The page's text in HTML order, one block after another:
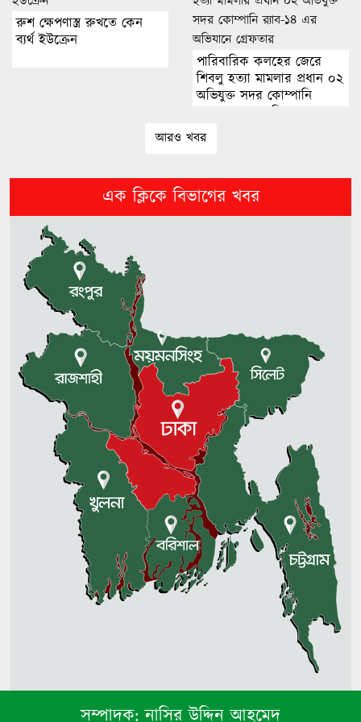
পরকীয়ার অভিযোগ, ক্ষুব্ধ অভিনেতা
জুলাইয়ের আত্মত্যাগ জাতিকে নতুন
আশা দেখিয়েছে: ঢাবি উপাচার্য
আওয়ামী লীগ আমাদের শত্রু না: এমপি
খুলনায় পিস্তল ও গুলিসহ যুবক গ্রেপ্তার
উখিয়া সীমান্তে মাইন বিস্ফোরণে
বাংলাদেশির গোড়ালি বিচ্ছিন্ন
টাকার অভাবে জোড়া লাগছে না মাথার
খুলির হাড়
আড়িয়াল বিলের মাছে মিলল
মাইক্রোপ্লাস্টিক, উদ্বেগ গবেষকদের
রুশ ক্ষেপণাস্ত্র রুখতে কেন
ব্যর্থ ইউক্রেন
পারিবারিক কলহের জেরে
শিবলু হত্যা মামলার প্রধান ০২
অভিযুক্ত সদর কোম্পানি
র‌্যাব-১৪ এর অভিযানে
গ্রেফতার
আরও খবর
এক ক্লিকে বিভাগের খবর
সম্পাদক:নাসির উদ্দিন আহমেদ